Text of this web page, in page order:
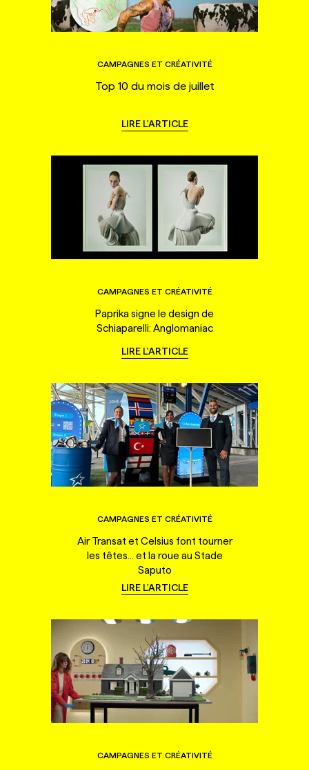
CAMPAGNES ET CRÉATIVITÉ
Top 10 du mois de juillet
LIRE L'ARTICLE
CAMPAGNES ET CRÉATIVITÉ
Paprika signe le design de
Schiaparelli: Anglomaniac
LIRE L'ARTICLE
CAMPAGNES ET CRÉATIVITÉ
Air Transat et Celsius font tourner
les têtes... et la roue au Stade
Saputo
LIRE L'ARTICLE
CAMPAGNES ET CRÉATIVITÉ